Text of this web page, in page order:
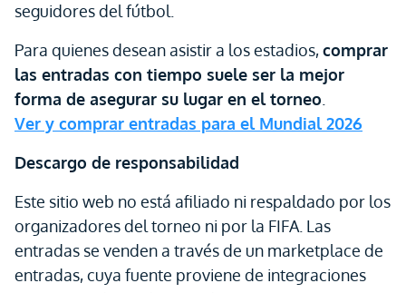
seguidores del fútbol.
Para quienes desean asistir a los estadios,comprar
las entradas con tiempo suele ser la mejor
forma de asegurar su lugar en el torneo
Ver y comprar entradas para el Mundial 2026
Descargo de responsabilidad
Este sitio web no está afiliado ni respaldado por los
organizadores del torneo ni por la FIFA. Las
entradas se venden a través de un marketplace de
entradas, cuya fuente proviene de integraciones